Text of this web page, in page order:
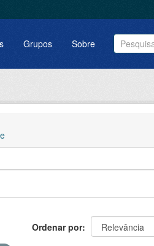
Grupos Sobre
Ordenar por